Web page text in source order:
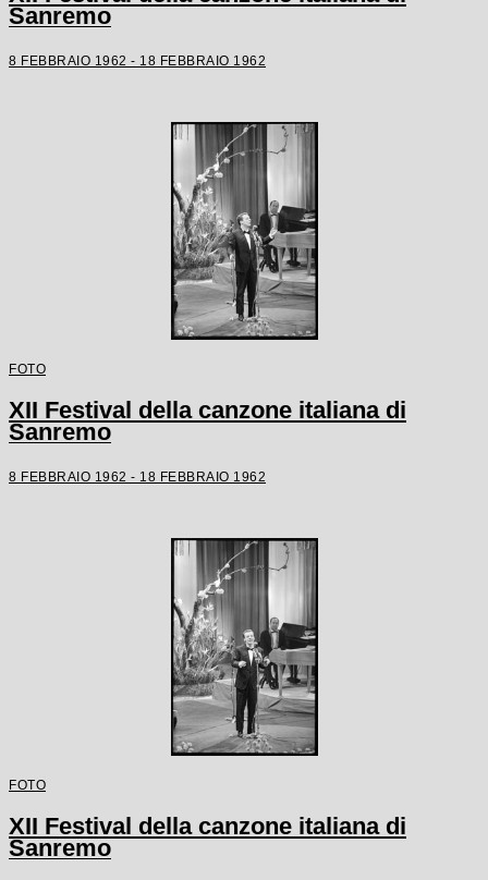
Sanremo
8 FEBBRAIO 1962 - 18 FEBBRAIO 1962
FOTO
XII Festival della canzone italiana di
Sanremo
8 FEBBRAIO 1962 - 18 FEBBRAIO 1962
FOTO
XII Festival della canzone italiana di
Sanremo